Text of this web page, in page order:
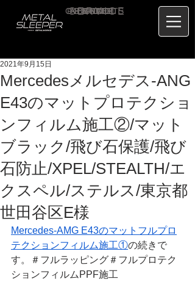
HOME
CONCEPT
SERVICE
ABOUT US
BLOG
PRICE
CONTACT
RECRUIT
Mercedesメルセデス-ANG
E43のマットプロテクショ
ンフィルム施工②/マット
ブラック/飛び石保護/飛び
石防止/XPEL/STEALTH/エ
クスペル/ステルス/東京都
世田谷区E様
2021年9月15日
Mercedes-AMG E43のマットフルプロ
テクションフィルム施工①の続きで
す。＃フルラッピング＃フルプロテク
ションフィルムPPF施工